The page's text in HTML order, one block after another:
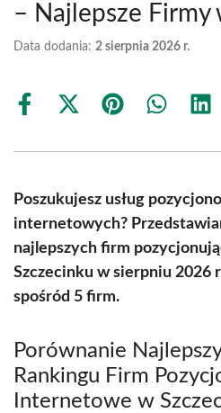
– Najlepsze Firmy
Data dodania: 2 sierpnia 2026 r.
Share
Share
(Twitter)
Share Share
Poszukujesz usług
internetowych?
najlepszych firm
Szczecinku w sierpniu 2026
spośród 5 firm.
Porównanie
Rankingu Firm
Internetowe w